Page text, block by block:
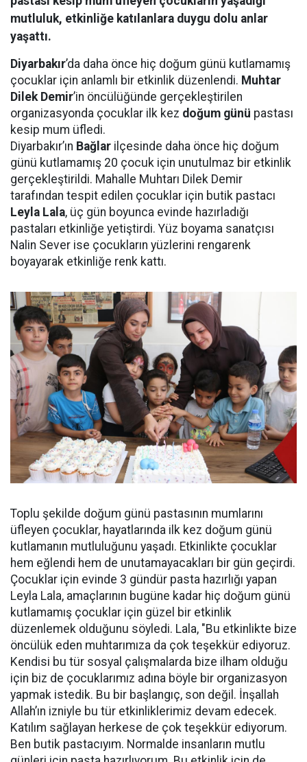
mutluluk, etkinliğe katılanlara duygu dolu anlar
yaşattı.
Diyarbakır’da daha önce hiç doğum günü kutlamamış
çocuklar için anlamlı bir etkinlik düzenlendi. Muhtar
Dilek Demir’in öncülüğünde gerçekleştirilen
organizasyonda çocuklar ilk kez doğum günü pastası
kesip mum üfledi.
Diyarbakır’ın Bağlar ilçesinde daha önce hiç doğum
günü kutlamamış 20 çocuk için unutulmaz bir etkinlik
gerçekleştirildi. Mahalle Muhtarı Dilek Demir
tarafından tespit edilen çocuklar için butik pastacı
Leyla Lala, üç gün boyunca evinde hazırladığı
pastaları etkinliğe yetiştirdi. Yüz boyama sanatçısı
Nalin Sever ise çocukların yüzlerini rengarenk
boyayarak etkinliğe renk kattı.
Toplu şekilde doğum günü pastasının mumlarını
üfleyen çocuklar, hayatlarında ilk kez doğum günü
kutlamanın mutluluğunu yaşadı. Etkinlikte çocuklar
hem eğlendi hem de unutamayacakları bir gün geçirdi.
Çocuklar için evinde 3 gündür pasta hazırlığı yapan
Leyla Lala, amaçlarının bugüne kadar hiç doğum günü
kutlamamış çocuklar için güzel bir etkinlik
düzenlemek olduğunu söyledi. Lala, "Bu etkinlikte bize
öncülük eden muhtarımıza da çok teşekkür ediyoruz.
Kendisi bu tür sosyal çalışmalarda bize ilham olduğu
için biz de çocuklarımız adına böyle bir organizasyon
yapmak istedik. Bu bir başlangıç, son değil. İnşallah
Allah’ın izniyle bu tür etkinliklerimiz devam edecek.
Katılım sağlayan herkese de çok teşekkür ediyorum.
Ben butik pastacıyım. Normalde insanların mutlu